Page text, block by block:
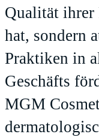
Qualität ihrer
hat, sondern
Praktiken in
Geschäfts
MGM